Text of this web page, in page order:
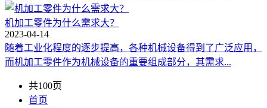
机加工零件为什么需求大？
2023-04-14
随着工业化程度的逐步提高，各种机械设备得到了广泛应用，
而机加工零件作为机械设备的重要组成部分，其需求...
共100页
首页